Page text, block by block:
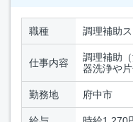
職種 調理補助
仕事内容
調理補助
器洗浄や
勤務地 府中市